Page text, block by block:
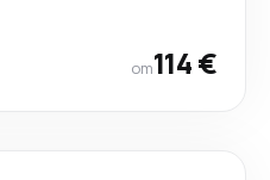
от114 €